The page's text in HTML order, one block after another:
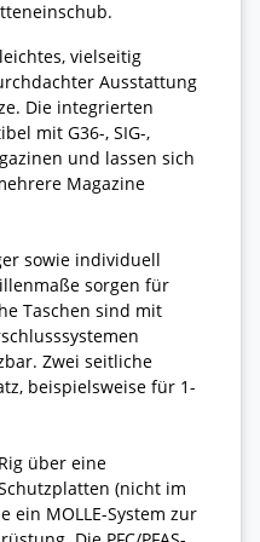
vielseitig
Ausstattung
Die integrierten
mit G36-, SIG-,
und lassen sich
Magazine
sowie individuell
sorgen für
Taschen sind mit
Zwei seitliche
beispielsweise für 1-
über eine
(nicht im
ein MOLLE-System zur